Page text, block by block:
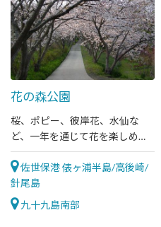
花の森公園
桜、ポピー、彼岸花、水仙な
ど、一年を通じて花を楽しめる
公園
佐世保港 俵ヶ浦半島/高後崎/
針尾島
九十九島南部